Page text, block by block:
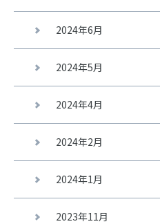
2024年6月
2024年5月
2024年4月
2024年2月
2024年1月
2023年11月